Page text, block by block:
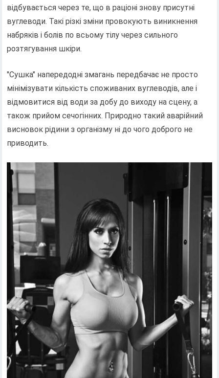
відбувається через те, що в раціоні знову присутні
вуглеводи. Такі різкі зміни провокують виникнення
набряків і болів по всьому тілу через сильного
розтягування шкіри.
"Сушка" напередодні змагань передбачає не просто
мінімізувати кількість споживаних вуглеводів, але і
відмовитися від води за добу до виходу на сцену, а
також прийом сечогінних. Природно такий аварійний
висновок рідини з організму ні до чого доброго не
приводить.